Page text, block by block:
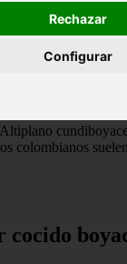
Rechazar
Configurar
uno de los platillos
es una variación
colombianos
cocido